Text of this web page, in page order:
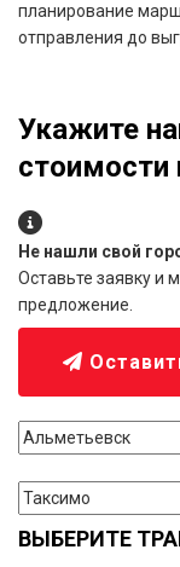
планирование
отправления до
Укажите
стоимости
Не нашли свой
Оставьте заявку и
предложение.
ВЫБЕРИТЕ